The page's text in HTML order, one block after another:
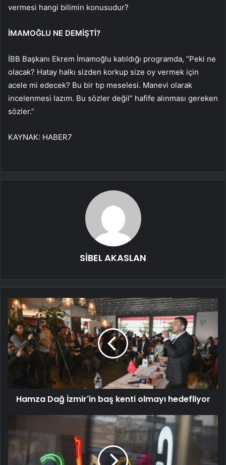
vermesi hangi bilimin konusudur?
İMAMOĞLU NE DEMİŞTİ?
İBB Başkanı Ekrem İmamoğlu katıldığı programda, “Peki ne
olacak? Hatay halkı sizden korkup size oy vermek için
acele mi edecek? Bu bir tıp meselesi. Manevi olarak
incelenmesi lazım. Bu sözler değil” hafife alınması gereken
sözler.”
KAYNAK: HABER7
SİBEL AKASLAN
Hamza Dağ İzmir'in baş kenti olmayı hedefliyor